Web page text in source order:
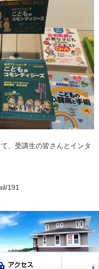
、受講生の皆さんとインタ
191